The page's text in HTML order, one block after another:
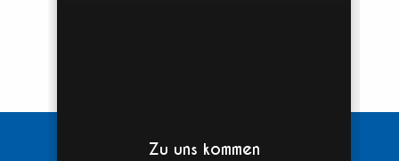
Zu uns kommen